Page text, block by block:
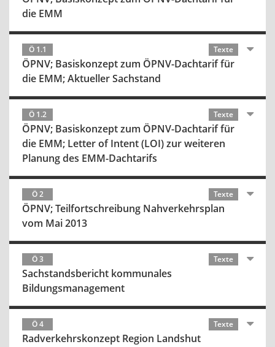
die EMM
Ö 1.1 Texte
ÖPNV; Basiskonzept zum ÖPNV-Dachtarif für
die EMM; Aktueller Sachstand
Ö 1.2 Texte
ÖPNV; Basiskonzept zum ÖPNV-Dachtarif für
die EMM; Letter of Intent (LOI) zur weiteren
Planung des EMM-Dachtarifs
Ö 2 Texte
ÖPNV; Teilfortschreibung Nahverkehrsplan
vom Mai 2013
Ö 3 Texte
Sachstandsbericht kommunales
Bildungsmanagement
Ö 4 Texte
Radverkehrskonzept Region Landshut